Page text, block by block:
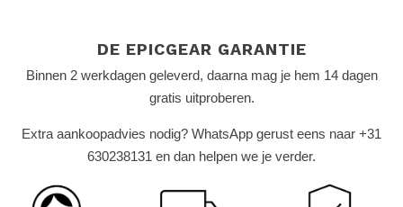
DE EPICGEAR GARANTIE
Binnen 2 werkdagen geleverd, daarna mag je hem 14 dagen
gratis uitproberen.
Extra aankoopadvies nodig? WhatsApp gerust eens naar +31
630238131 en dan helpen we je verder.